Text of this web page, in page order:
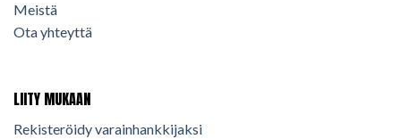
Meistä
Ota yhteyttä
LIITY MUKAAN
Rekisteröidy varainhankkijaksi